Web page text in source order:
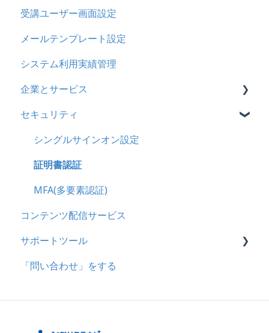
メッセージ
お知らせ
多言語変換
助成金
採点・承認権限を持ったユーザ
受講ユーザー画面設定
メールテンプレート設定
システム利用実績管理
企業とサービス
用語の定義
企業について
統合ユーザーについて
サービスについて
セキュリティ
シングルサインオン設定
証明書認証
MFA(多要素認証)
コンテンツ配信サービス
サポートツール
基本操作
「問い合わせ」をする